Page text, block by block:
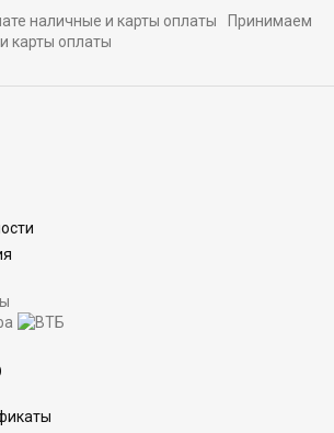
Принимаем
карты оплаты